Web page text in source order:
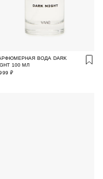
ВОДА DARK
100 МЛ
₽